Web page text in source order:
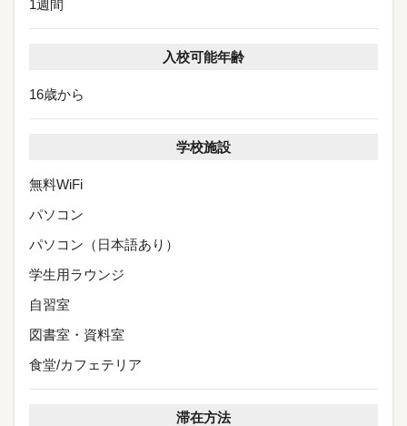
1週間
入校可能年齢
16歳から
学校施設
無料WiFi
パソコン
パソコン（日本語あり）
学生用ラウンジ
自習室
図書室・資料室
食堂/カフェテリア
滞在方法